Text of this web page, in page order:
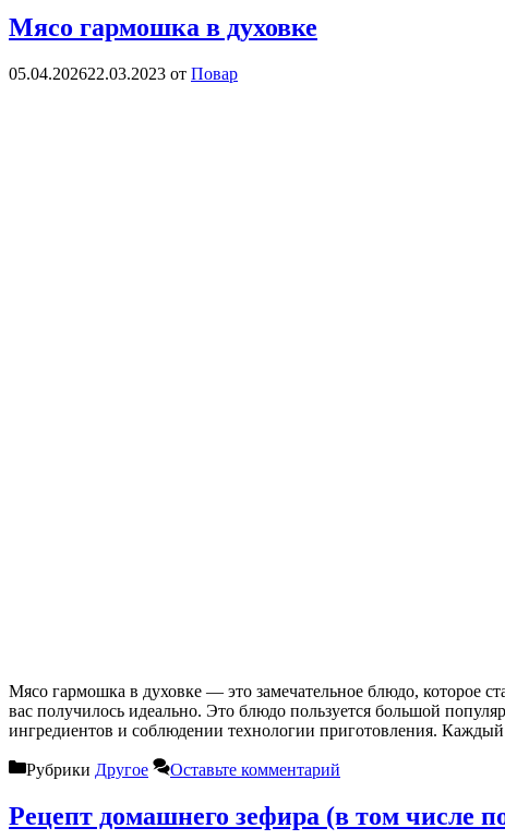
Мясо гармошка в духовке
05.04.202622.03.2023 от Повар
Мясо гармошка в духовке — это замечательное блюдо, которое
вас получилось идеально. Это блюдо пользуется большой
ингредиентов и соблюдении технологии приготовления.
Рубрики Другое Оставьте комментарий
Рецепт домашнего зефира (в том